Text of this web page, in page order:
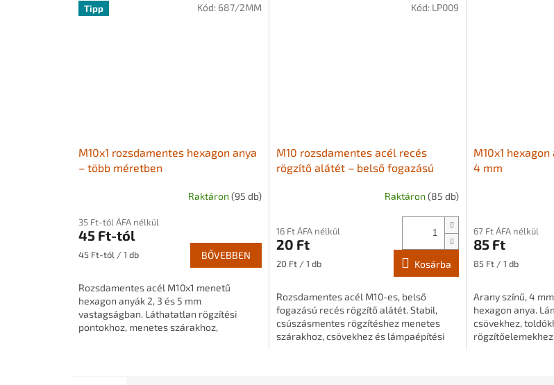
Tipp
M10x1 rozsdamentes hexagon anya
– több méretben
Raktáron (95 db)
35 Ft-tól ÁFA nélkül
45 Ft-tól
Egységár:
45 Ft-tól / 1 db BŐVEBBEN
Rozsdamentes acél M10x1 menetű
hexagon anyák 2, 3 és 5 mm
vastagságban. Láthatatlan rögzítési
pontokhoz, menetes szárakhoz,
Kód: 687/2MM
M10 rozsdamentes acél recés
rögzítő alátét – belső fogazású
Raktáron (85 db)
16 Ft ÁFA nélkül
20 Ft
Egységár:
20 Ft / 1 db Kosárba
Rozsdamentes acél M10-es, belső
fogazású recés rögzítő alátét. Stabil,
csúszásmentes rögzítéshez menetes
szárakhoz, csövekhez és lámpaépítési
Kód: LP009
M10x1
4 mm
67 Ft ÁFA nélkül
85 Ft
Egységár:
85 Ft / 1 db
Arany színű, 4
hexagon anya.
csövekhez,
rögzítőelemekhez.